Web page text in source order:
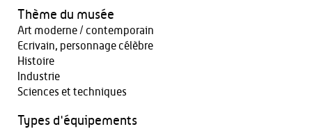
Thème du musée
Art moderne / contemporain
Ecrivain, personnage célèbre
Histoire
Industrie
Sciences et techniques
Types d'équipements